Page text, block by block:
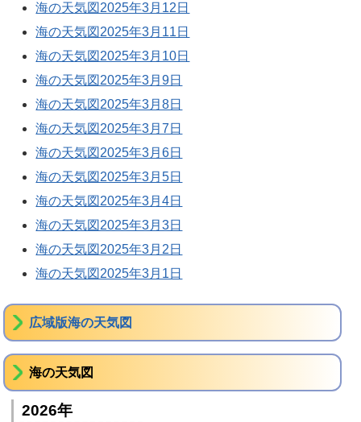
海の天気図2025年3月12日
海の天気図2025年3月11日
海の天気図2025年3月10日
海の天気図2025年3月9日
海の天気図2025年3月8日
海の天気図2025年3月7日
海の天気図2025年3月6日
海の天気図2025年3月5日
海の天気図2025年3月4日
海の天気図2025年3月3日
海の天気図2025年3月2日
海の天気図2025年3月1日
広域版海の天気図
海の天気図
2026年